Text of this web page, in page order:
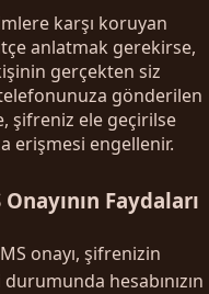
karşı koruyan
anlatmak gerekirse,
gerçekten siz
gönderilen
şifreniz ele geçirilse
erişmesi engellenir.
Faydaları
onayı, şifrenizin
hesabınızın